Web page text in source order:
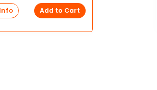
Add to Cart